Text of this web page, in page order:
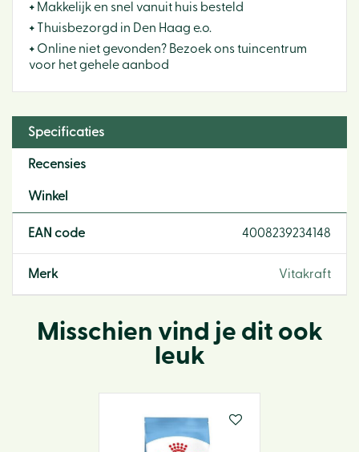
+ Makkelijk en snel vanuit huis besteld
+ Thuisbezorgd in Den Haag e.o.
+ Online niet gevonden? Bezoek ons tuincentrum
voor het gehele aanbod
Specificaties
Recensies
Winkel
EAN code 4008239234148
Merk Vitakraft
Misschien vind je dit ook
leuk